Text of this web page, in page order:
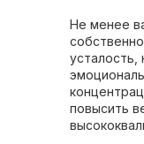
Не менее
усталость,
повысить